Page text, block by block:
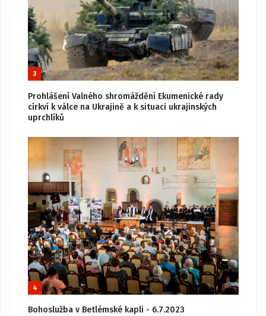
3
Prohlášení Valného shromáždění Ekumenické rady
církví k válce na Ukrajině a k situaci ukrajinských
uprchlíků
4
Bohoslužba v Betlémské kapli - 6.7.2023